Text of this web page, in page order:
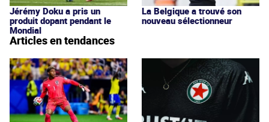
Jérémy Doku a pris un
produit dopant pendant le
Mondial
La Belgique a trouvé son
nouveau sélectionneur
Articles en tendances